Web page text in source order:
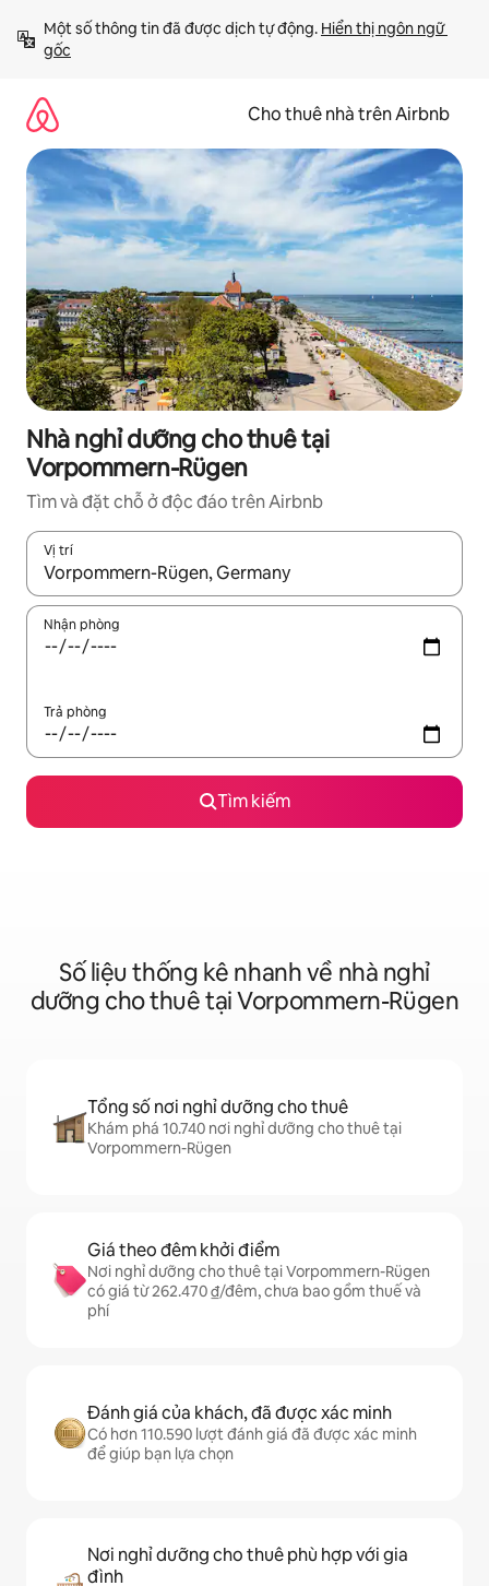
đến
Một số thông tin đã được dịch tự động. Hiển thị ngôn ngữ
gốc
Cho thuê nhà trên Airbnb
Nhà nghỉ dưỡng cho thuê tại
Vorpommern-Rügen
Tìm và đặt chỗ ở độc đáo trên Airbnb
Vị trí
Khi có kết quả, hãy điều hướng bằng phím mũi tên lên và
Nhận phòng
Trả phòng
Tìm kiếm
Số liệu thống kê nhanh về nhà nghỉ
dưỡng cho thuê tại Vorpommern-Rügen
Tổng số nơi nghỉ dưỡng cho thuê
Khám phá 10.740 nơi nghỉ dưỡng cho thuê tại
Vorpommern-Rügen
Giá theo đêm khởi điểm
Nơi nghỉ dưỡng cho thuê tại Vorpommern-Rügen
có giá từ 262.470 ₫/đêm, chưa bao gồm thuế và
phí
Đánh giá của khách, đã được xác minh
Có hơn 110.590 lượt đánh giá đã được xác minh
để giúp bạn lựa chọn
Nơi nghỉ dưỡng cho thuê phù hợp với gia
đình